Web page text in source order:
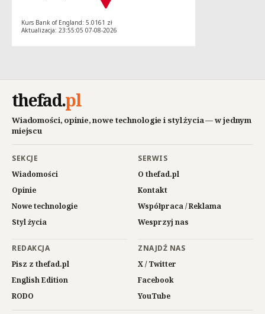
Kurs Bank of England: 5.0161 zł
Aktualizacja: 23:55:05 07-08-2026
thefad.pl
Wiadomości, opinie, nowe technologie i styl życia — w jednym
miejscu
SEKCJE
Wiadomości
Opinie
Nowe technologie
Styl życia
SERWIS
O thefad.pl
Kontakt
Współpraca / Reklama
Wesprzyj nas
REDAKCJA
Pisz z thefad.pl
English Edition
RODO
ZNAJDŹ NAS
X / Twitter
Facebook
YouTube